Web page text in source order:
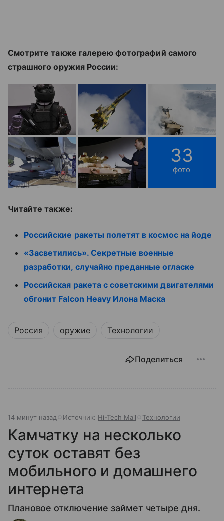
Смотрите также галерею фотографий самого
страшного оружия России:
33
фото
Читайте также:
Российские ракеты полетят в космос на йоде
«Засветились». Секретные военные
разработки, случайно преданные огласке
Российская ракета с советскими двигателями
обгонит Falcon Heavy Илона Маска
Россия оружие Технологии
Поделиться
14 минут назад Источник: Hi-Tech Mail Технологии
Камчатку на несколько
суток оставят без
мобильного и домашнего
интернета
Плановое отключение займет четыре дня.